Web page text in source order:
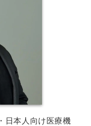
日本人向け医療機